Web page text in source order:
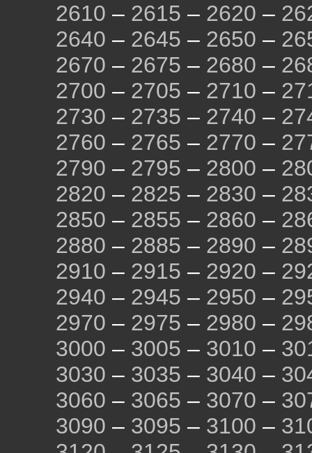
2610 – 2615 – 2620 –
2640 – 2645 – 2650 –
2670 – 2675 – 2680 –
2700 – 2705 – 2710 –
2730 – 2735 – 2740 –
2760 – 2765 – 2770 –
2790 – 2795 – 2800 –
2820 – 2825 – 2830 –
2850 – 2855 – 2860 –
2880 – 2885 – 2890 –
2910 – 2915 – 2920 –
2940 – 2945 – 2950 –
2970 – 2975 – 2980 –
3000 – 3005 – 3010 –
3030 – 3035 – 3040 –
3060 – 3065 – 3070 –
3090 – 3095 – 3100 –